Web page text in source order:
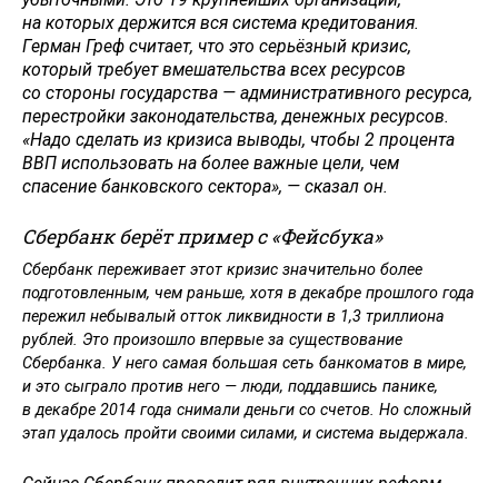
на которых держится вся система кредитования.
Герман Греф считает, что это серьёзный кризис,
который требует вмешательства всех ресурсов
со стороны государства — административного ресурса,
перестройки законодательства, денежных ресурсов.
«Надо сделать из кризиса выводы, чтобы 2 процента
ВВП использовать на более важные цели, чем
спасение банковского сектора», — сказал он.
Сбербанк берёт пример с «Фейсбука»
Сбербанк переживает этот кризис значительно более
подготовленным, чем раньше, хотя в декабре прошлого года
пережил небывалый отток ликвидности в 1,3 триллиона
рублей. Это произошло впервые за существование
Сбербанка. У него самая большая сеть банкоматов в мире,
и это сыграло против него — люди, поддавшись панике,
в декабре 2014 года снимали деньги со счетов. Но сложный
этап удалось пройти своими силами, и система выдержала.